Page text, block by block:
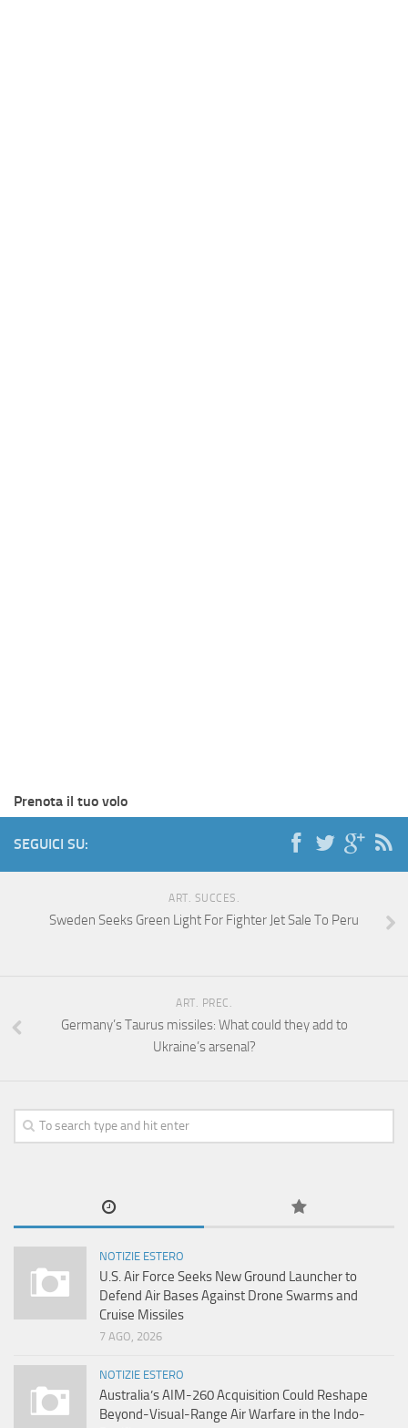
Prenota il tuo volo
SEGUICI SU:
ART. SUCCES.
Sweden Seeks Green Light For Fighter Jet Sale To Peru
ART. PREC.
Germany’s Taurus missiles: What could they add to
Ukraine’s arsenal?
NOTIZIE ESTERO
U.S. Air Force Seeks New Ground Launcher to
Defend Air Bases Against Drone Swarms and
Cruise Missiles
7 AGO, 2026
NOTIZIE ESTERO
Australia’s AIM-260 Acquisition Could Reshape
Beyond-Visual-Range Air Warfare in the Indo-